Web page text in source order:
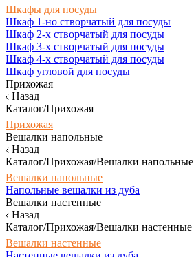
Шкафы для посуды
Шкаф 1-но створчатый для посуды
Шкаф 2-х створчатый для посуды
Шкаф 3-х створчатый для посуды
Шкаф 4-х створчатый для посуды
Шкаф угловой для посуды
Прихожая
Назад
Каталог/Прихожая
Прихожая
Вешалки напольные
Назад
Каталог/Прихожая/Вешалки напольные
Вешалки напольные
Напольные вешалки из дуба
Вешалки настенные
Назад
Каталог/Прихожая/Вешалки настенные
Вешалки настенные